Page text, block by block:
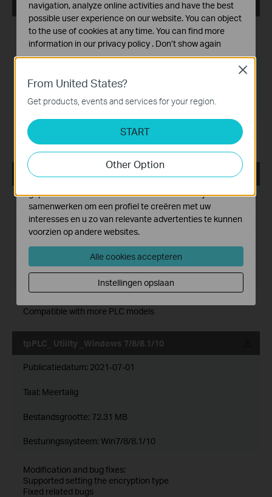
tpPLC_ Utility _Windows 7/8/8.1/10/11
Publicatiedatum:2022-06-27
Bestandsgrootte:72.37 MB
Besturingssysteem: Windows 7/8/8.1/10/11
Modification and bug fixes:
Compatible with the new G.hn PLC models
tpPLC_ Utility _Windows 7/8/8.1/10/11
Publicatiedatum:2021-12-29
Taal:Engels
Bestandsgrootte:72.20 MB
Besturingssysteem: Windows 7/8/8.1/10/11
Compatible with more PLC models
tpPLC_ Utility _Windows 7/8/8.1/10
Publicatiedatum: 2021-07-01
Taal: Meertalig
Bestandsgrootte: 72.31 MB
Besturingssysteem: Win7/8/8.1/10
Modification and bug fixes:
Supported setting the encryption type
Fixed related bugs
From United States?
Get products, events and services for your region.
START
Other Option
Close
navigation, analyze online activities and have the best
possible user experience on our website. You can object
to the use of cookies at any time. You can find more
information in our privacy policy . Don’t show again
Deze cookies zijn noodzakelijk voor de werking van de
website en kunnen niet worden uitgeschakeld.
Cookies voor analyse geven ons de mogelijkheid uw
activiteiten op onze website te volgen en zo de
functionaliteit van de website aan te passen en te
verbeteren.
Marketing cookies kunnen op onze website worden
geplaatst door externe adverteerders waar wij mee
samenwerken om een profiel te creëren met uw
interesses en u zo van relevante advertenties te kunnen
voorzien op andere websites.
Alle cookies accepteren
Instellingen opslaan